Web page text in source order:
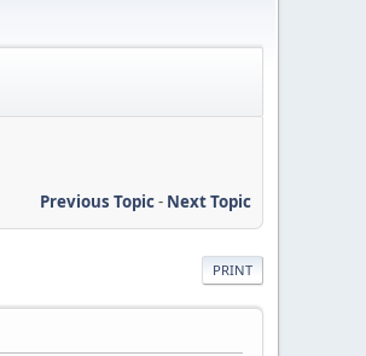
Previous Topic- Next Topic
PRINT